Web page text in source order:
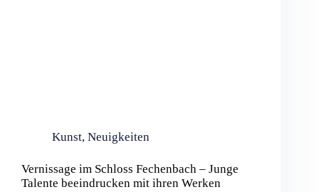
Kunst, Neuigkeiten
Vernissage im Schloss Fechenbach – Junge
Talente beeindrucken mit ihren Werken